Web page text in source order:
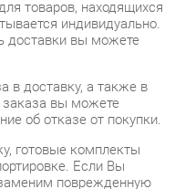
доставку, а также в
вы можете
об отказе от покупки.
комплекты
Если Вы
поврежденную
бесплатна.
некоторые модели – 2